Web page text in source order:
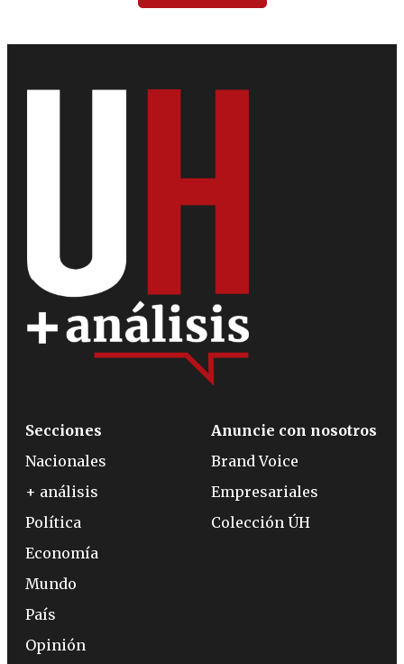
Secciones
Nacionales
+ análisis
Política
Economía
Mundo
País
Opinión
Anuncie con nosotros
Brand Voice
Empresariales
Colección ÚH